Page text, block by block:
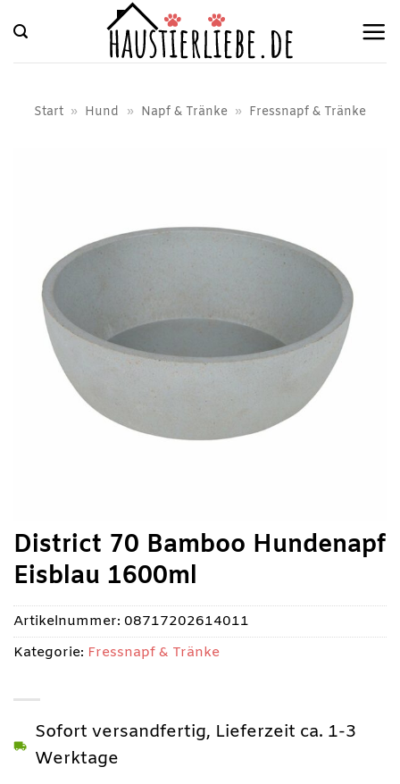
Inhalt
springen
Start » Hund » Napf & Tränke » Fressnapf & Tränke
District 70 Bamboo Hundenapf
Eisblau 1600ml
Sofort versandfertig, Lieferzeit ca. 1-3
Werktage
Artikelnummer: 08717202614011
Kategorie: Fressnapf & Tränke